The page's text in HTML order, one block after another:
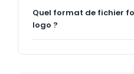
Quel format de fichier
logo ?